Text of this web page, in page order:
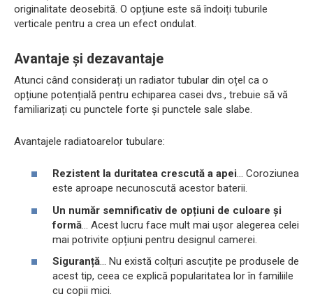
originalitate deosebită. O opțiune este să îndoiți tuburile
verticale pentru a crea un efect ondulat.
Avantaje și dezavantaje
Atunci când considerați un radiator tubular din oțel ca o
opțiune potențială pentru echiparea casei dvs., trebuie să vă
familiarizați cu punctele forte și punctele sale slabe.
Avantajele radiatoarelor tubulare:
Rezistent la duritatea crescută a apei... Coroziunea
este aproape necunoscută acestor baterii.
Un număr semnificativ de opțiuni de culoare și
formă... Acest lucru face mult mai ușor alegerea celei
mai potrivite opțiuni pentru designul camerei.
Siguranță... Nu există colțuri ascuțite pe produsele de
acest tip, ceea ce explică popularitatea lor în familiile
cu copii mici.